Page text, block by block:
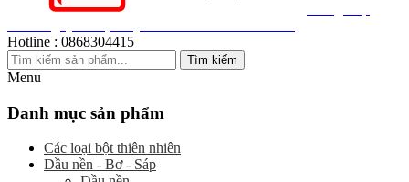
Hotline : 0868304415
Menu
Danh mục sản phẩm
Các loại bột thiên nhiên
Dầu nền - Bơ - Sáp